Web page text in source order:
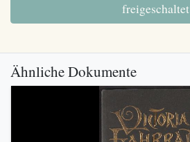
freigeschaltet
Ähnliche Dokumente